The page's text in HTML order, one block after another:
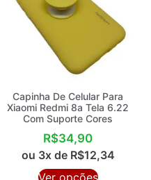
Capinha De Celular Para
Xiaomi Redmi 8a Tela 6.22
Com Suporte Cores
R$34,90
ou 3x de R$12,34